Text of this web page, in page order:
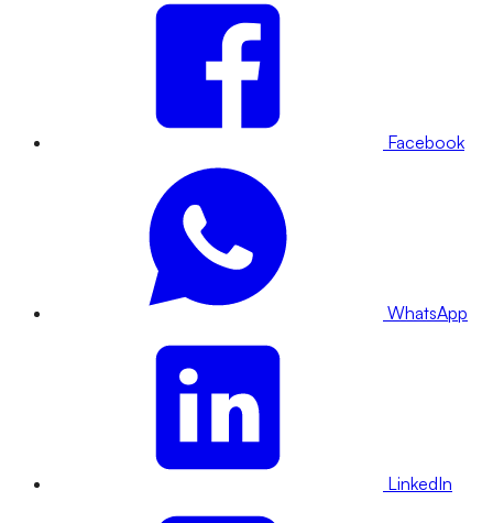
Facebook
WhatsApp
LinkedIn